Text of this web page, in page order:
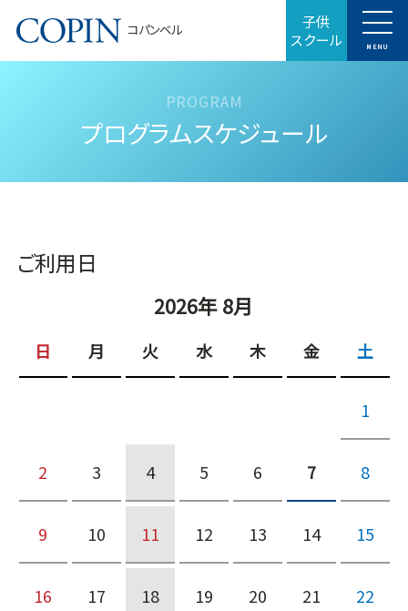
コパンベル 子供
スクール MENU
プログラムスケジュール
ご利用日
2026年 8月
日 月 火 水 木 金 土
1
2 3 4 5 6 7 8
9 10 11 12 13 14 15
16 17 18 19 20 21 22